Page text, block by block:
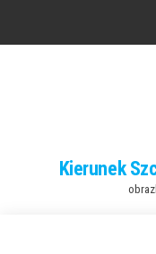
Kierunek